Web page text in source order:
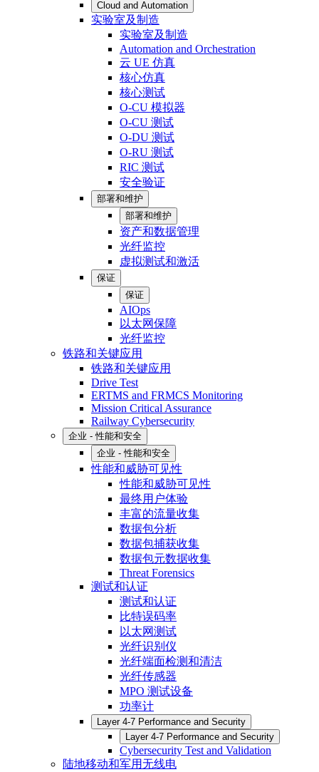
Cloud and Automation
实验室及制造
实验室及制造
Automation and Orchestration
云 UE 仿真
核心仿真
核心测试
O-CU 模拟器
O-CU 测试
O-DU 测试
O-RU 测试
RIC 测试
安全验证
部署和维护
部署和维护
资产和数据管理
光纤监控
虚拟测试和激活
保证
保证
AIOps
以太网保障
光纤监控
铁路和关键应用
铁路和关键应用
Drive Test
ERTMS and FRMCS Monitoring
Mission Critical Assurance
Railway Cybersecurity
企业 - 性能和安全
企业 - 性能和安全
性能和威胁可见性
性能和威胁可见性
最终用户体验
丰富的流量收集
数据包分析
数据包捕获收集
数据包元数据收集
Threat Forensics
测试和认证
测试和认证
比特误码率
以太网测试
光纤识别仪
光纤端面检测和清洁
光纤传感器
MPO 测试设备
功率计
Layer 4-7 Performance and Security
Layer 4-7 Performance and Security
Cybersecurity Test and Validation
陆地移动和军用无线电